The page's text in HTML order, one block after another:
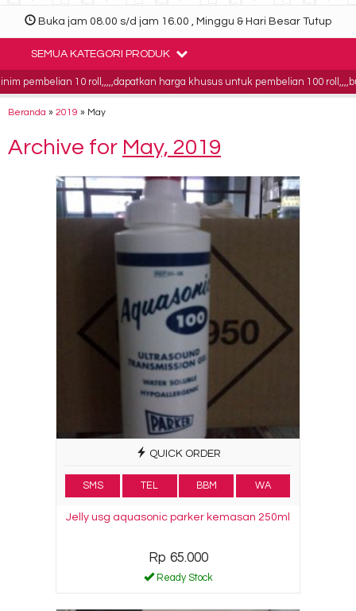
Buka jam 08.00 s/d jam 16.00 , Minggu & Hari Besar Tutup
SEMUA KATEGORI PRODUK
pembelian 10 roll,,,,,dapatkan harga khusus untuk pembelian 100
Beranda » 2019 » May
Archive for May, 2019
QUICK ORDER
SMS TEL BBM WA
Jelly usg aquasonic parker kemasan 250ml
Rp 65.000
Ready Stock